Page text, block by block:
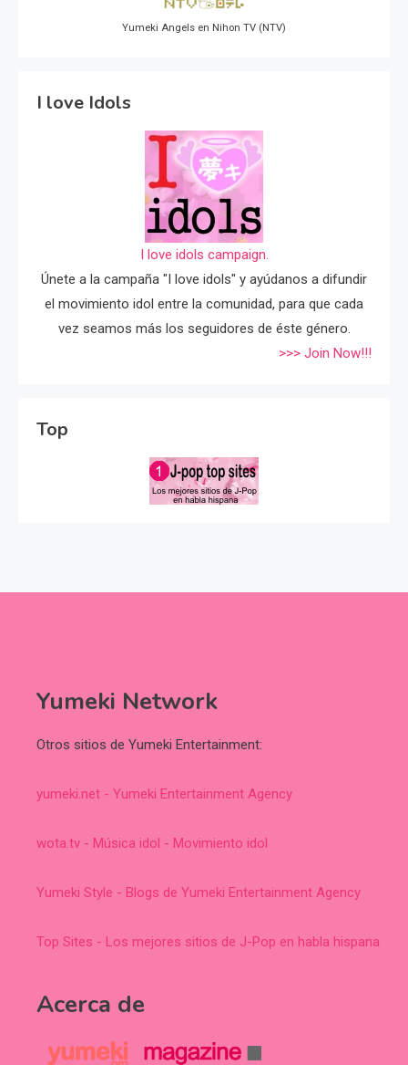
Yumeki Angels en Nihon TV (NTV)
I love Idols
I love idols campaign.
Únete a la campaña "I love idols" y ayúdanos a difundir
el movimiento idol entre la comunidad, para que cada
vez seamos más los seguidores de éste género.
>>> Join Now!!!
Top
Yumeki Network
Otros sitios de Yumeki Entertainment:
yumeki.net - Yumeki Entertainment Agency
wota.tv - Música idol - Movimiento idol
Yumeki Style - Blogs de Yumeki Entertainment Agency
Top Sites - Los mejores sitios de J-Pop en habla hispana
Acerca de